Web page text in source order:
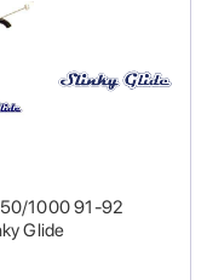
1000 91-92
Glide